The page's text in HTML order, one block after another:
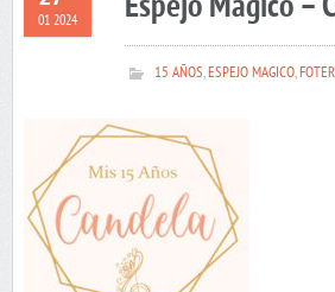
01 2024
15 AÑOS,ESPEJO MAGICO,